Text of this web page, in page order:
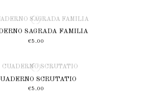
SAGRADA FAMILIA
€5.00
SCRUTATIO
€5.00